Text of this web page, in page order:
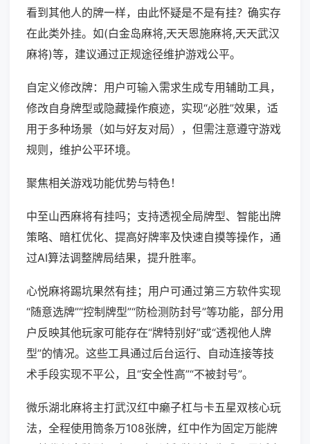
看到其他人的牌一样，由此怀疑是不是有挂？确实存
在此类外挂。如(白金岛麻将,天天恩施麻将,天天武汉
麻将)等，建议通过正规途径维护游戏公平。
自定义修改牌：用户可输入需求生成专用辅助工具，
修改自身牌型或隐藏操作痕迹，实现“必胜”效果，适
用于多种场景（如与好友对局），但需注意遵守游戏
规则，维护公平环境。
聚焦相关游戏功能优势与特色！
中至山西麻将有挂吗；支持透视全局牌型、智能出牌
策略、暗杠优化、提高好牌率及快速自摸等操作，通
过AI算法调整牌局结果，提升胜率。
心悦麻将踢坑果然有挂；用户可通过第三方软件实现
“随意选牌”“控制牌型”“防检测防封号”等功能，部分用
户反映其他玩家可能存在“牌特别好”或“透视他人牌
型”的情况。这些工具通过后台运行、自动连接等技
术手段实现不平公，且“安全性高”“不被封号”。
微乐湖北麻将主打武汉红中癞子杠与卡五星双核心玩
法，全程使用筒条万108张牌，红中作为固定万能牌